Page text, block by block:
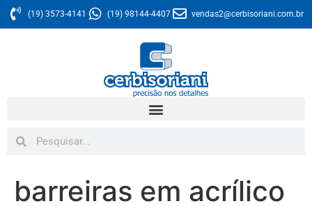
(19) 3573-4141 (19) 98144-4407 vendas2@cerbisoriani.com.br
barreiras em acrílico